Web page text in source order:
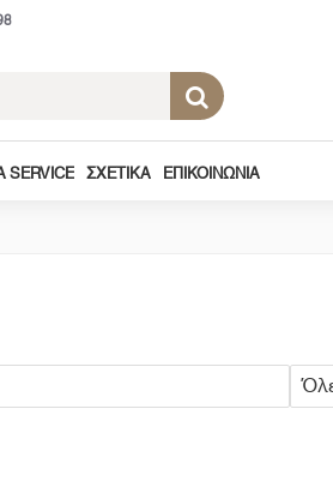
ΣΧΕΤΙΚΆ ΕΠΙΚΟΙΝΩΝΊΑ